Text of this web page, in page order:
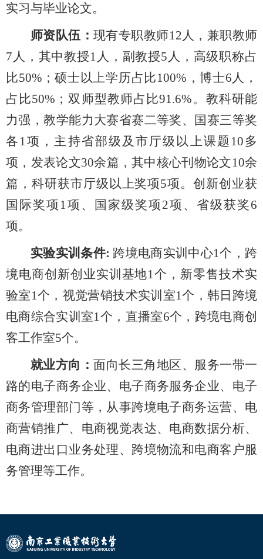
实习与毕业论文。
师资队伍：现有专职教师12人，兼职教师
7人，其中教授1人，副教授5人，高级职称占
比50%；硕士以上学历占比100%，博士6人，
占比50%；双师型教师占比91.6%。教科研能
力强，教学能力大赛省赛二等奖、国赛三等奖
各1项，主持省部级及市厅级以上课题10多
项，发表论文30余篇，其中核心刊物论文10余
篇，科研获市厅级以上奖项5项。创新创业获
国际奖项1项、国家级奖项2项、省级获奖6
项。
实验实训条件: 跨境电商实训中心1个，跨
境电商创新创业实训基地1个，新零售技术实
验室1个，视觉营销技术实训室1个，韩日跨境
电商综合实训室1个，直播室6个，跨境电商创
客工作室5个。
就业方向：面向长三角地区、服务一带一
路的电子商务企业、电子商务服务企业、电子
商务管理部门等，从事跨境电子商务运营、电
商营销推广、电商视觉表达、电商数据分析、
电商进出口业务处理、跨境物流和电商客户服
务管理等工作。